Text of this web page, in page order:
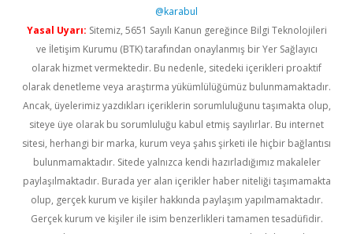
@karabul
Yasal Uyarı: Sitemiz, 5651 Sayılı Kanun gereğince Bilgi Teknolojileri
ve İletişim Kurumu (BTK) tarafından onaylanmış bir Yer Sağlayıcı
olarak hizmet vermektedir. Bu nedenle, sitedeki içerikleri proaktif
olarak denetleme veya araştırma yükümlülüğümüz bulunmamaktadır.
Ancak, üyelerimiz yazdıkları içeriklerin sorumluluğunu taşımakta olup,
siteye üye olarak bu sorumluluğu kabul etmiş sayılırlar. Bu internet
sitesi, herhangi bir marka, kurum veya şahıs şirketi ile hiçbir bağlantısı
bulunmamaktadır. Sitede yalnızca kendi hazırladığımız makaleler
paylaşılmaktadır. Burada yer alan içerikler haber niteliği taşımamakta
olup, gerçek kurum ve kişiler hakkında paylaşım yapılmamaktadır.
Gerçek kurum ve kişiler ile isim benzerlikleri tamamen tesadüfidir.